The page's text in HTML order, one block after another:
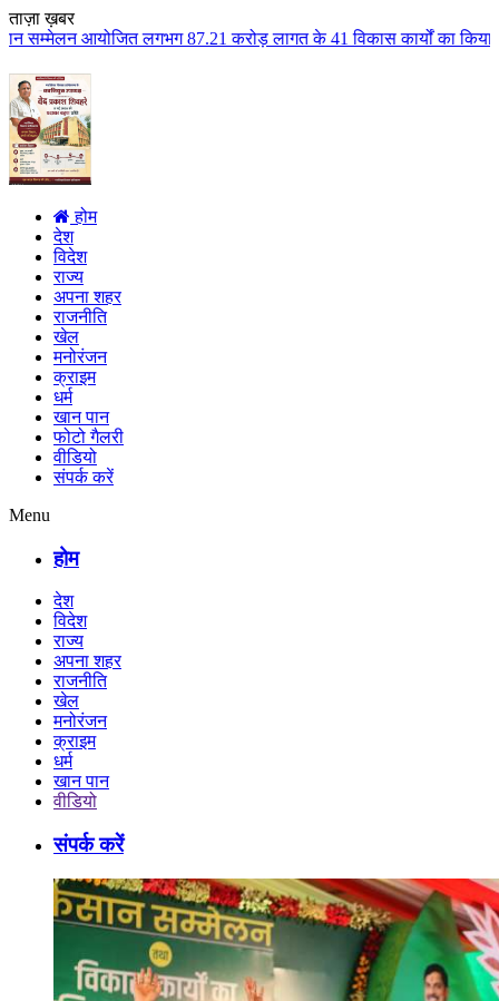
ताज़ा ख़बर
करोड़ लागत के 41 विकास कार्यों का किया लोकार्पण एवं
होम
देश
विदेश
राज्य
अपना शहर
राजनीति
खेल
मनोरंजन
क्राइम
धर्म
खान पान
फोटो गैलरी
वीडियो
संपर्क करें
Menu
होम
देश
विदेश
राज्य
अपना शहर
राजनीति
खेल
मनोरंजन
क्राइम
धर्म
खान पान
वीडियो
संपर्क करें